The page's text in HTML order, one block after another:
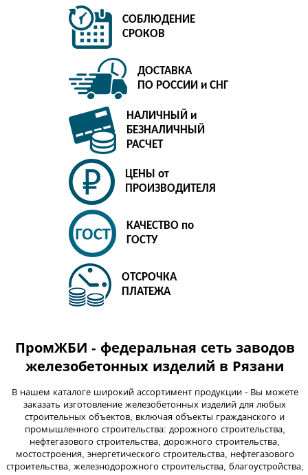
СОБЛЮДЕНИЕ
СРОКОВ
ДОСТАВКА
ПО РОССИИ и СНГ
НАЛИЧНЫЙ и
БЕЗНАЛИЧНЫЙ
РАСЧЕТ
ЦЕНЫ от
ПРОИЗВОДИТЕЛЯ
КАЧЕСТВО по
ГОСТУ
ОТСРОЧКА
ПЛАТЕЖА
ПромЖБИ - федеральная сеть заводов
железобетонных изделий в Рязани
В нашем каталоге широкий ассортимент продукции - Вы можете
заказать изготовление железобетонных изделий для любых
строительных объектов, включая объекты гражданского и
промышленного строительства: дорожного строительства,
нефтегазового строительства, дорожного строительства,
мостостроения, энергетического строительства, нефтегазового
строительства, железнодорожного строительства, благоустройства,